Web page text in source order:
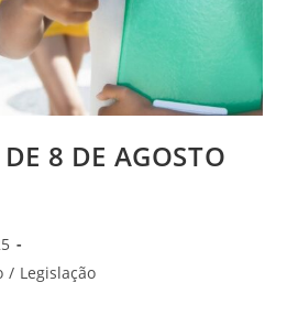
8 DE AGOSTO
/ Legislação